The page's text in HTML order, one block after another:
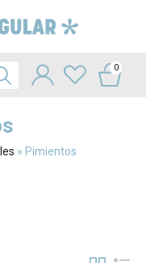
0
» Pimientos